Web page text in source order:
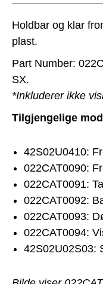
Holdbar og klar
plast.
Part Number:
SX.
*Inkluderer ikke
Tilgjengelige
42S02U0410:
022CAT0090:
022CAT0091:
022CAT0092:
022CAT0093:
022CAT0094:
42S02U02S03: